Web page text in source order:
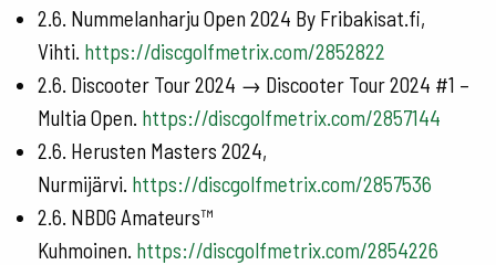
2.6. Nummelanharju Open 2024 By Fribakisat.fi,
Vihti. https://discgolfmetrix.com/2852822
2.6. Discooter Tour 2024 → Discooter Tour 2024 #1 –
Multia Open. https://discgolfmetrix.com/2857144
2.6. Herusten Masters 2024,
Nurmijärvi. https://discgolfmetrix.com/2857536
2.6. NBDG Amateurs™
Kuhmoinen. https://discgolfmetrix.com/2854226